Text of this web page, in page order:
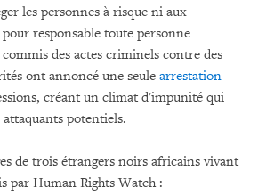
les personnes à risque ni aux
responsable toute personne
des actes criminels contre des
ont annoncé une seule arrestation
créant un climat d'impunité qui
potentiels.
de trois étrangers noirs africains vivant
par Human Rights Watch :